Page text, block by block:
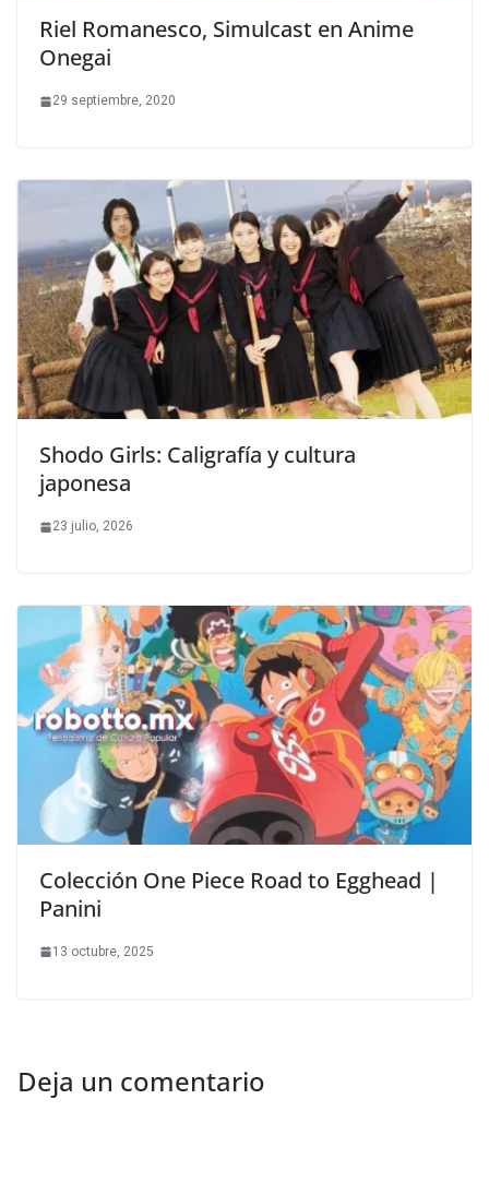
Riel Romanesco, Simulcast en Anime
Onegai
29 septiembre, 2020
Shodo Girls: Caligrafía y cultura
japonesa
23 julio, 2026
Colección One Piece Road to Egghead |
Panini
13 octubre, 2025
Deja un comentario